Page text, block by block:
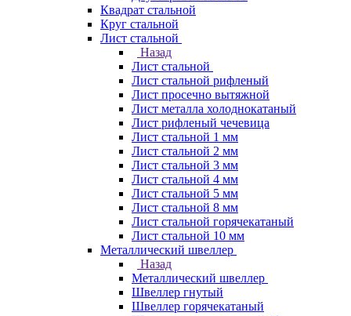
Квадрат стальной
Круг стальной
Лист стальной
Назад
Лист стальной
Лист стальной рифленый
Лист просечно вытяжной
Лист металла холоднокатаный
Лист рифленый чечевица
Лист стальной 1 мм
Лист стальной 2 мм
Лист стальной 3 мм
Лист стальной 4 мм
Лист стальной 5 мм
Лист стальной 8 мм
Лист стальной горячекатаный
Лист стальной 10 мм
Металлический швеллер
Назад
Металлический швеллер
Швеллер гнутый
Швеллер горячекатаный